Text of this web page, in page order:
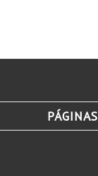
PÁGINAS